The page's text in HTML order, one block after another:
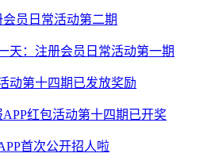
会员日常活动第二期
天：注册会员日常活动第一期
动第十四期已发放奖励
APP红包活动第十四期已开奖
首次公开招人啦